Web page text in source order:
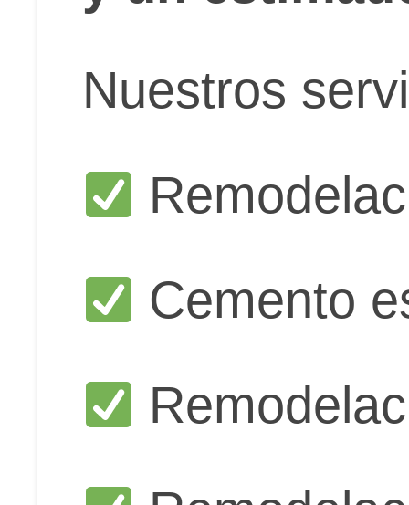
Nuestros
Cemento